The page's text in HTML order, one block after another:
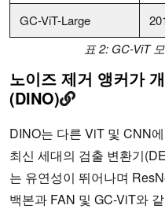
GC-ViT-Large
표 2: GC-ViT
노이즈 제거 앵커가
(DINO)
DINO는 다른 ViT 및 CNN
최신 세대의 검출 변환기
는 유연성이 뛰어나며
백본과 FAN 및 GC-ViT와